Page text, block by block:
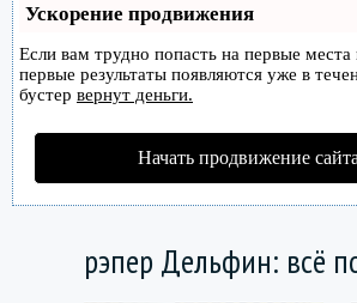
Ускорение продвижения
Если вам трудно попасть на первые
первые результаты появляются уже в
бустер вернут деньги.
Начать продвижение сайта
рэпер Дельфин: всё